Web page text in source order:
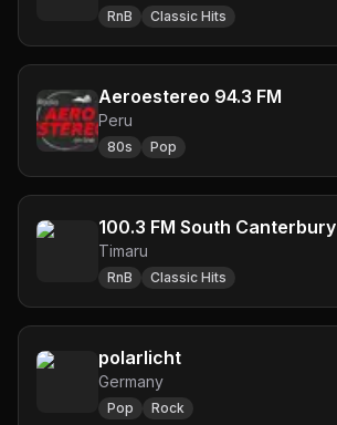
RnB Classic Hits
Aeroestereo 94.3 FM
Peru
80s Pop
100.3 FM South Canterbury
Timaru
RnB Classic Hits
polarlicht
Germany
Pop Rock